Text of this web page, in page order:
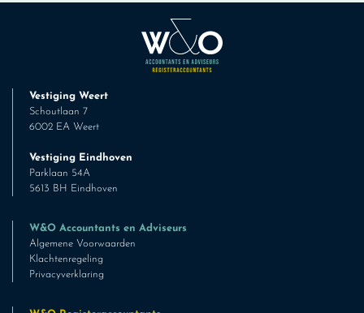
Vestiging Weert
Schoutlaan 7
6002 EA Weert
Vestiging Eindhoven
Parklaan 54A
5613 BH Eindhoven
W&O Accountants en Adviseurs
Algemene Voorwaarden
Klachtenregeling
Privacyverklaring